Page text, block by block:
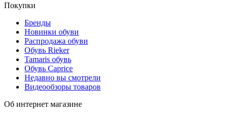
Покупки
Бренды
Новинки обуви
Распродажа обуви
Обувь Rieker
Tamaris обувь
Обувь Caprice
Недавно вы смотрели
Видеообзоры товаров
Об интернет магазине